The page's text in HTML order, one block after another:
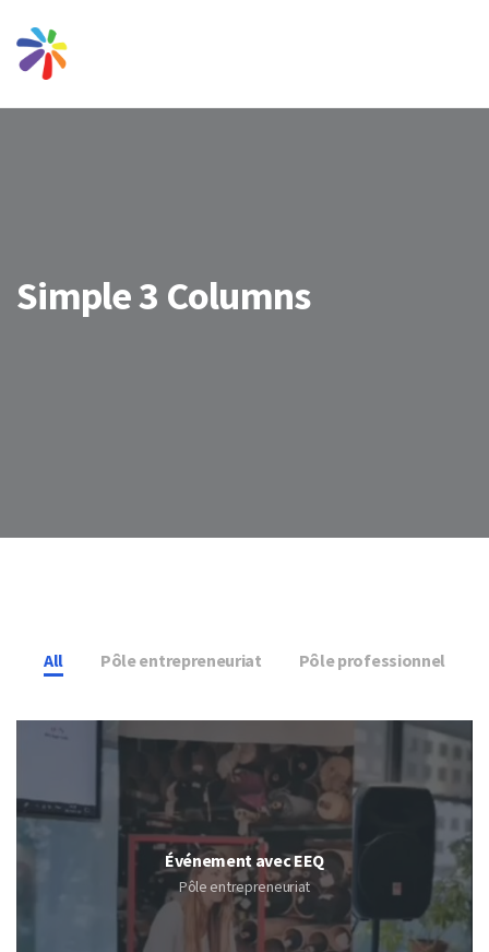
Simple 3 Columns
All Pôle entrepreneuriat Pôle professionnel
Événement avec EEQ
Pôle entrepreneuriat